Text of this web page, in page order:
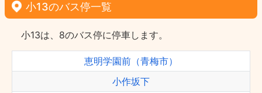
小13のバス停一覧
小13は、8のバス停に停車します。
恵明学園前（青梅市）
小作坂下